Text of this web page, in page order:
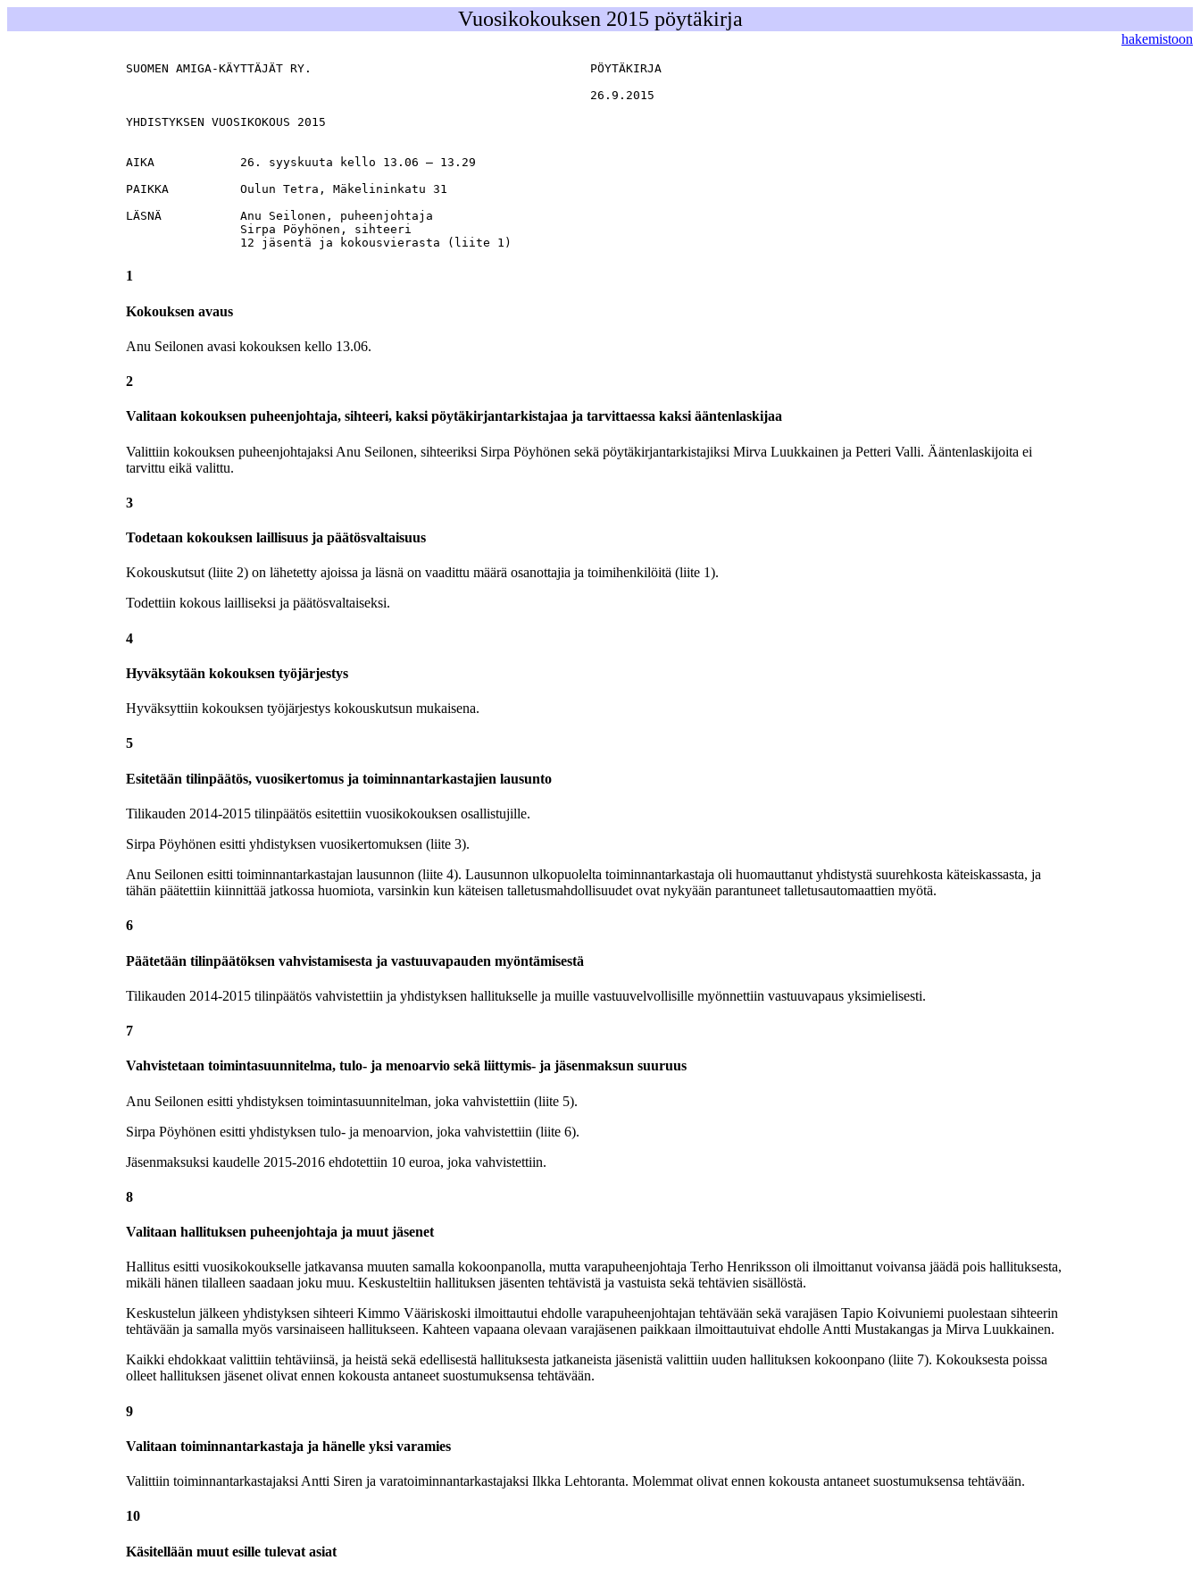
Vuosikokouksen 2015 pöytäkirja
hakemistoon
SUOMEN AMIGA-KÄYTTÄJÄT RY.                                       PÖYTÄKIRJA
                                                                 26.9.2015
YHDISTYKSEN VUOSIKOKOUS 2015
AIKA		26. syyskuuta kello 13.06 – 13.29
PAIKKA 		Oulun Tetra, Mäkelininkatu 31
LÄSNÄ 		Anu Seilonen, puheenjohtaja
1
Kokouksen avaus
Anu Seilonen avasi kokouksen kello 13.06.
2
Valitaan kokouksen puheenjohtaja, sihteeri, kaksi pöytäkirjantarkistajaa ja tarvittaessa kaksi ääntenlaskijaa
Valittiin kokouksen puheenjohtajaksi Anu Seilonen, sihteeriksi Sirpa Pöyhönen sekä pöytäkirjantarkistajiksi Mirva Luukkainen ja Petteri Valli. Ääntenlaskijoita ei
tarvittu eikä valittu.
3
Todetaan kokouksen laillisuus ja päätösvaltaisuus
Kokouskutsut (liite 2) on lähetetty ajoissa ja läsnä on vaadittu määrä osanottajia ja toimihenkilöitä (liite 1).
Todettiin kokous lailliseksi ja päätösvaltaiseksi.
4
Hyväksytään kokouksen työjärjestys
Hyväksyttiin kokouksen työjärjestys kokouskutsun mukaisena.
5
Esitetään tilinpäätös, vuosikertomus ja toiminnantarkastajien lausunto
Tilikauden 2014-2015 tilinpäätös esitettiin vuosikokouksen osallistujille.
Sirpa Pöyhönen esitti yhdistyksen vuosikertomuksen (liite 3).
Anu Seilonen esitti toiminnantarkastajan lausunnon (liite 4). Lausunnon ulkopuolelta toiminnantarkastaja oli huomauttanut yhdistystä suurehkosta käteiskassasta, ja
tähän päätettiin kiinnittää jatkossa huomiota, varsinkin kun käteisen talletusmahdollisuudet ovat nykyään parantuneet talletusautomaattien myötä.
6
Päätetään tilinpäätöksen vahvistamisesta ja vastuuvapauden myöntämisestä
Tilikauden 2014-2015 tilinpäätös vahvistettiin ja yhdistyksen hallitukselle ja muille vastuuvelvollisille myönnettiin vastuuvapaus yksimielisesti.
7
Vahvistetaan toimintasuunnitelma, tulo- ja menoarvio sekä liittymis- ja jäsenmaksun suuruus
Anu Seilonen esitti yhdistyksen toimintasuunnitelman, joka vahvistettiin (liite 5).
Sirpa Pöyhönen esitti yhdistyksen tulo- ja menoarvion, joka vahvistettiin (liite 6).
Jäsenmaksuksi kaudelle 2015-2016 ehdotettiin 10 euroa, joka vahvistettiin.
8
Valitaan hallituksen puheenjohtaja ja muut jäsenet
Hallitus esitti vuosikokoukselle jatkavansa muuten samalla kokoonpanolla, mutta varapuheenjohtaja Terho Henriksson oli ilmoittanut voivansa jäädä pois hallituksesta,
mikäli hänen tilalleen saadaan joku muu. Keskusteltiin hallituksen jäsenten tehtävistä ja vastuista sekä tehtävien sisällöstä.
Keskustelun jälkeen yhdistyksen sihteeri Kimmo Vääriskoski ilmoittautui ehdolle varapuheenjohtajan tehtävään sekä varajäsen Tapio Koivuniemi puolestaan sihteerin
tehtävään ja samalla myös varsinaiseen hallitukseen. Kahteen vapaana olevaan varajäsenen paikkaan ilmoittautuivat ehdolle Antti Mustakangas ja Mirva Luukkainen.
Kaikki ehdokkaat valittiin tehtäviinsä, ja heistä sekä edellisestä hallituksesta jatkaneista jäsenistä valittiin uuden hallituksen kokoonpano (liite 7). Kokouksesta poissa
olleet hallituksen jäsenet olivat ennen kokousta antaneet suostumuksensa tehtävään.
9
Valitaan toiminnantarkastaja ja hänelle yksi varamies
Valittiin toiminnantarkastajaksi Antti Siren ja varatoiminnantarkastajaksi Ilkka Lehtoranta. Molemmat olivat ennen kokousta antaneet suostumuksensa tehtävään.
10
Käsitellään muut esille tulevat asiat